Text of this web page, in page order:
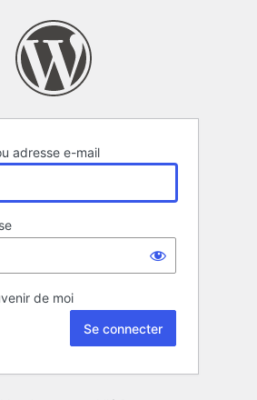
adresse e-mail
de moi